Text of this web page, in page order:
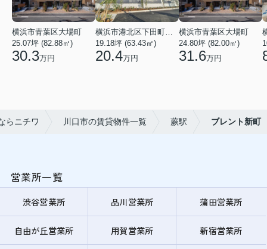
横浜市青葉区大場町
25.07坪 (82.88㎡)
30.3万円
19.18坪 (63.43㎡)
20.4万円
横浜市青葉区大場町
24.80坪 (82.00㎡)
31.6万円
らニチワ 川口市の賃貸物件一覧 蕨駅 ブレント新町
営業所一覧
渋谷営業所 品川営業所 蒲田営業所
自由が丘営業所 用賀営業所 新宿営業所